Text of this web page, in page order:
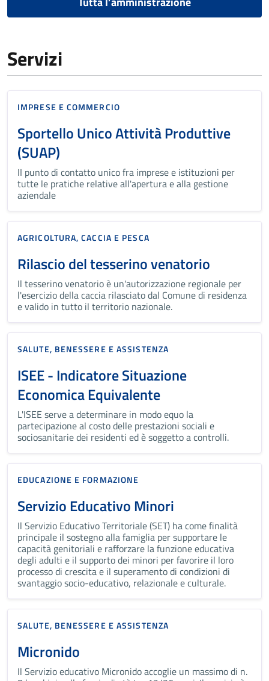
Servizi
IMPRESE E COMMERCIO
Sportello Unico Attività Produttive
(SUAP)
II punto di contatto unico fra imprese e istituzioni per
tutte le pratiche relative all'apertura e alla gestione
aziendale
AGRICOLTURA, CACCIA E PESCA
Rilascio del tesserino venatorio
Il tesserino venatorio è un'autorizzazione regionale per
l'esercizio della caccia rilasciato dal Comune di residenza
e valido in tutto il territorio nazionale.
SALUTE, BENESSERE E ASSISTENZA
ISEE - Indicatore Situazione
Economica Equivalente
L'ISEE serve a determinare in modo equo la
partecipazione al costo delle prestazioni sociali e
sociosanitarie dei residenti ed è soggetto a controlli.
EDUCAZIONE E FORMAZIONE
Servizio Educativo Minori
Il Servizio Educativo Territoriale (SET) ha come finalità
principale il sostegno alla famiglia per supportare le
capacità genitoriali e rafforzare la funzione educativa
degli adulti e il supporto dei minori per favorire il loro
processo di crescita e il superamento di condizioni di
svantaggio socio-educativo, relazionale e culturale.
SALUTE, BENESSERE E ASSISTENZA
Micronido
Il Servizio educativo Micronido accoglie un massimo di n.